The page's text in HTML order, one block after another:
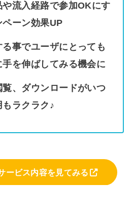
流入経路で参加OKにす
ペーン効果UP
事でユーザにとっても
を伸ばしてみる機会に
、ダウンロードがいつ
ラクラク♪
ービス内容を見てみる